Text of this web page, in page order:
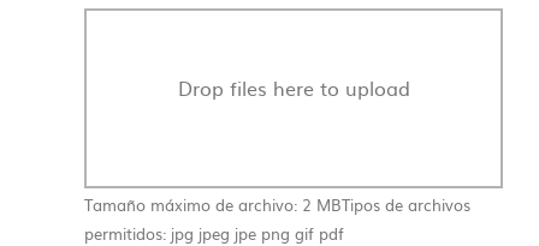
Drop files here to upload
Tamaño máximo de archivo: 2 MBTipos de archivos
permitidos: jpg jpeg jpe png gif pdf